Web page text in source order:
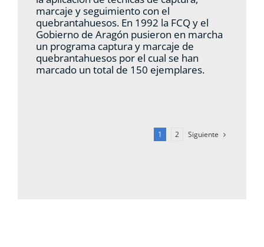
marcaje y seguimiento con el
quebrantahuesos. En 1992 la FCQ y el
Gobierno de Aragón pusieron en marcha
un programa captura y marcaje de
quebrantahuesos por el cual se han
marcado un total de 150 ejemplares.
1 2 Siguiente